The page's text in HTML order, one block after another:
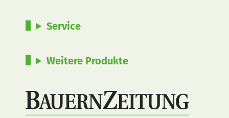
Service
Weitere Produkte